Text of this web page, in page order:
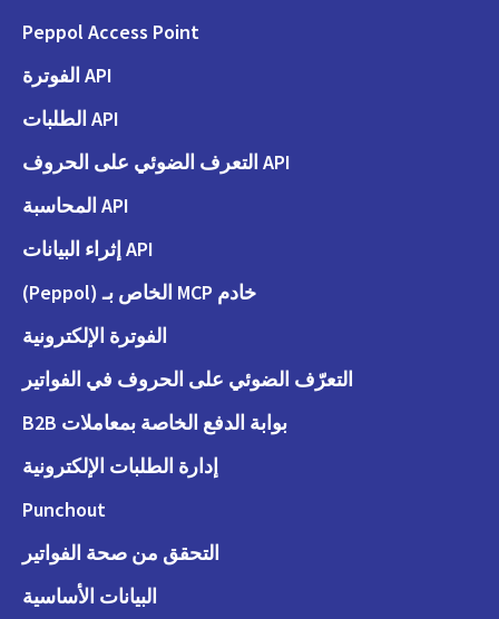
Peppol Access Point
API الفوترة
API الطلبات
API التعرف الضوئي على الحروف
API المحاسبة
API إثراء البيانات
خادم MCP الخاص بـ (Peppol)
الفوترة الإلكترونية
التعرّف الضوئي على الحروف في الفواتير
بوابة الدفع الخاصة بمعاملات B2B
إدارة الطلبات الإلكترونية
Punchout
التحقق من صحة الفواتير
البيانات الأساسية